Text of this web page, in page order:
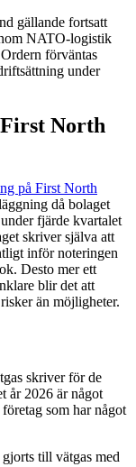
gällande fortsatt
NATO-logistik
förväntas
under
North
på First North
då bolaget
fjärde kvartalet
skriver själva att
inför noteringen
Desto mer ett
blir det att
än möjligheter.
skriver för de
år 2026 är något
som har något
till vätgas med